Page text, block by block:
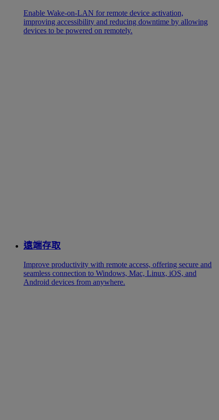
Enable Wake-on-LAN for remote device activation,
improving accessibility and reducing downtime by allowing
devices to be powered on remotely.
遠端存取
Improve productivity with remote access, offering secure and
seamless connection to Windows, Mac, Linux, iOS, and
Android devices from anywhere.